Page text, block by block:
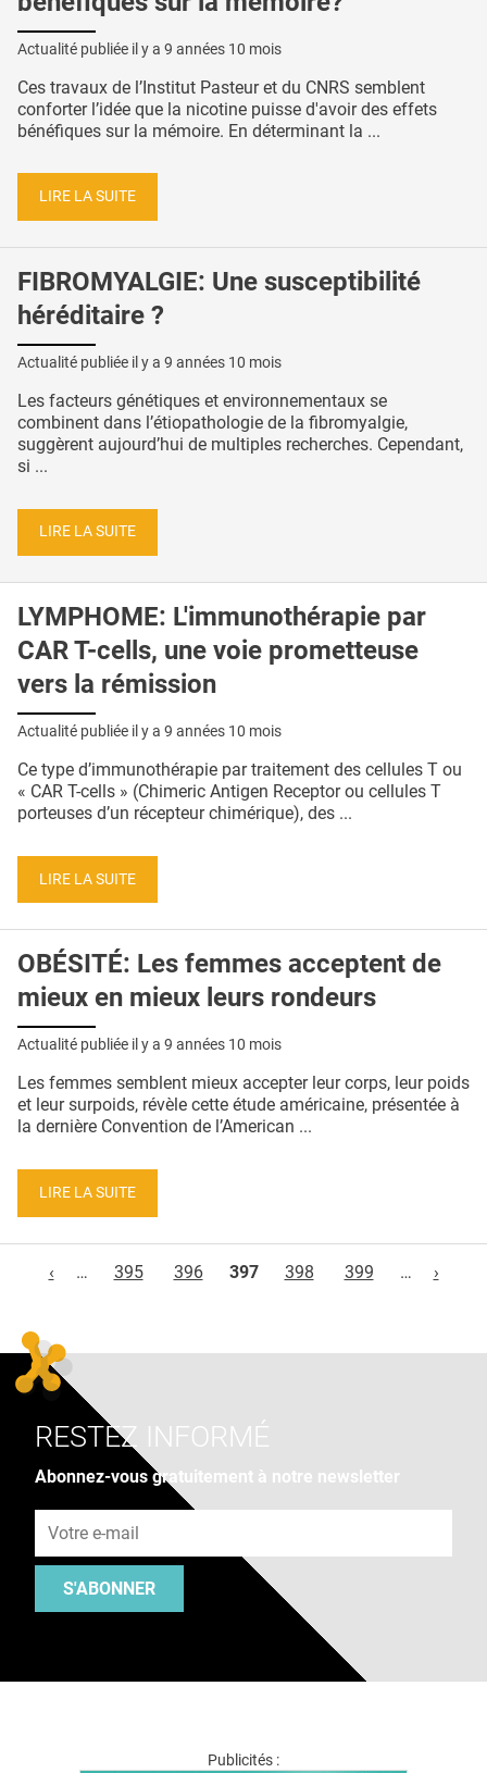
Actualité publiée il y a 9 années 10 mois
Ces travaux de l’Institut Pasteur et du CNRS semblent
conforter l’idée que la nicotine puisse d'avoir des effets
bénéfiques sur la mémoire. En déterminant la ...
LIRE LA SUITE
FIBROMYALGIE: Une susceptibilité
héréditaire ?
Actualité publiée il y a 9 années 10 mois
Les facteurs génétiques et environnementaux se
combinent dans l’étiopathologie de la fibromyalgie,
suggèrent aujourd’hui de multiples recherches. Cependant,
si ...
LIRE LA SUITE
LYMPHOME: L'immunothérapie par
CAR T-cells, une voie prometteuse
vers la rémission
Actualité publiée il y a 9 années 10 mois
Ce type d’immunothérapie par traitement des cellules T ou
« CAR T-cells » (Chimeric Antigen Receptor ou cellules T
porteuses d’un récepteur chimérique), des ...
LIRE LA SUITE
OBÉSITÉ: Les femmes acceptent de
mieux en mieux leurs rondeurs
Actualité publiée il y a 9 années 10 mois
Les femmes semblent mieux accepter leur corps, leur poids
et leur surpoids, révèle cette étude américaine, présentée à
la dernière Convention de l’American ...
LIRE LA SUITE
‹
… 395 396 397 398 399 … ›
RESTEZ INFORMÉ
Abonnez-vous gratuitement à notre newsletter
S'ABONNER
Publicités :